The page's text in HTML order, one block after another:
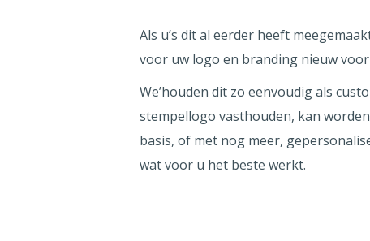
Als u’s dit al eerder heeft
voor uw logo en branding nieuw
We’houden dit zo eenvoudig als
stempellogo vasthouden, kan
basis, of met nog meer,
wat voor u het beste werkt.